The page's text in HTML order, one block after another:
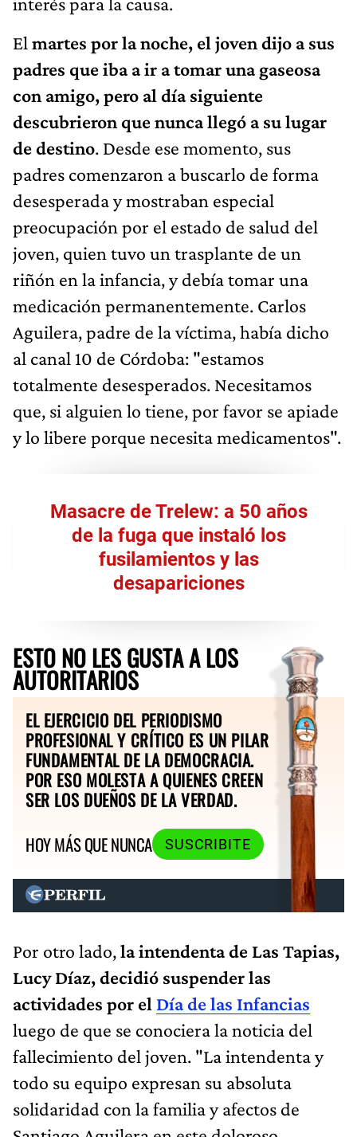
El martes por la noche, el joven dijo a sus
padres que iba a ir a tomar una gaseosa
con amigo, pero al día siguiente
descubrieron que nunca llegó a su lugar
de destino. Desde ese momento, sus
padres comenzaron a buscarlo de forma
desesperada y mostraban especial
preocupación por el estado de salud del
joven, quien tuvo un trasplante de un
riñón en la infancia, y debía tomar una
medicación permanentemente. Carlos
Aguilera, padre de la víctima, había dicho
al canal 10 de Córdoba: "estamos
totalmente desesperados. Necesitamos
que, si alguien lo tiene, por favor se apiade
y lo libere porque necesita medicamentos".
Masacre de Trelew: a 50 años
de la fuga que instaló los
fusilamientos y las
desapariciones
ESTO NO LES GUSTA A LOS
AUTORITARIOS
EL EJERCICIO DEL PERIODISMO
PROFESIONAL Y CRÍTICO ES UN PILAR
FUNDAMENTAL DE LA DEMOCRACIA.
POR ESO MOLESTA A QUIENES CREEN
SER LOS DUEÑOS DE LA VERDAD.
HOY MÁS QUE NUNCA
SUSCRIBITE
Por otro lado,la intendenta de Las Tapias,
Lucy Díaz, decidió suspender las
actividades por el Día de las Infancias
luego de que se conociera la noticia del
fallecimiento del joven. "La intendenta y
todo su equipo expresan su absoluta
solidaridad con la familia y afectos de